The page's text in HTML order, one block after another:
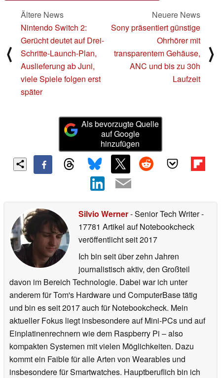
⟨
Ältere News
Nintendo Switch 2:
Gerücht deutet auf Drei-
Schritte-Launch-Plan,
Auslieferung ab Juni,
viele Spiele folgen erst
später
Neuere News
Sony präsentiert günstige
Ohrhörer mit
transparentem Gehäuse,
ANC und bis zu 30h
Laufzeit
⟩
Als bevorzugte Quelle
auf Google
hinzufügen
Silvio Werner- Senior Tech Writer-
17781 Artikel auf Notebookcheck
veröffentlichtseit 2017
Ich bin seit über zehn Jahren
journalistisch aktiv, den Großteil
davon im Bereich Technologie. Dabei war ich unter
anderem für Tom's Hardware und ComputerBase tätig
und bin es seit 2017 auch für Notebookcheck. Mein
aktueller Fokus liegt insbesondere auf Mini-PCs und auf
Einplatinenrechnern wie dem Raspberry Pi – also
kompakten Systemen mit vielen Möglichkeiten. Dazu
kommt ein Faible für alle Arten von Wearables und
insbesondere für Smartwatches. Hauptberuflich bin ich